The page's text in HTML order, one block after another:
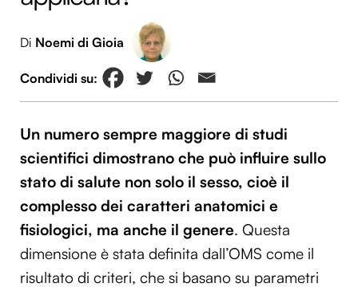
Di Noemi di Gioia
Un numero sempre maggiore di studi
scientifici dimostrano che può influire sullo
stato di salute non solo il sesso, cioè il
complesso dei caratteri anatomici e
fisiologici, ma anche il genere. Questa
dimensione è stata definita dall’OMS come il
risultato di criteri, che si basano su parametri